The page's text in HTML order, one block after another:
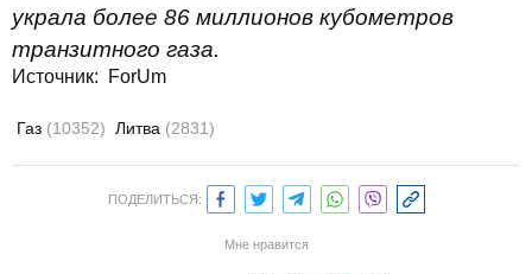
украла более 86 миллионов кубометров
транзитного газа.
Источник: ForUm
Газ (10352) Литва (2831)
ПОДЕЛИТЬСЯ:
Мне нравится